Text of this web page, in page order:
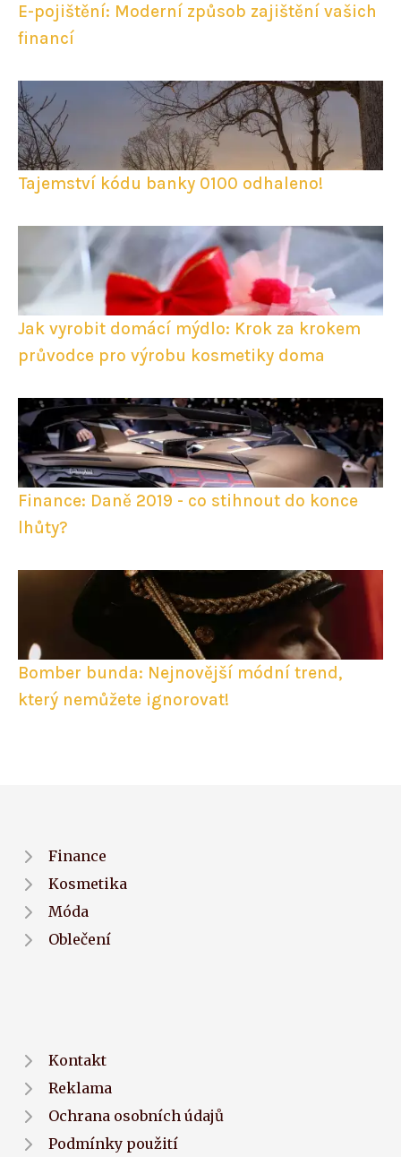
E-pojištění: Moderní způsob zajištění vašich
financí
Tajemství kódu banky 0100 odhaleno!
Jak vyrobit domácí mýdlo: Krok za krokem
průvodce pro výrobu kosmetiky doma
Finance: Daně 2019 - co stihnout do konce
lhůty?
Bomber bunda: Nejnovější módní trend,
který nemůžete ignorovat!
Finance
Kosmetika
Móda
Oblečení
Kontakt
Reklama
Ochrana osobních údajů
Podmínky použití